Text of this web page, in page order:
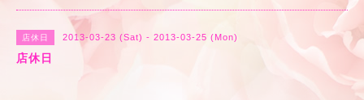
店休日 2013-03-23 (Sat) - 2013-03-25 (Mon)
店休日